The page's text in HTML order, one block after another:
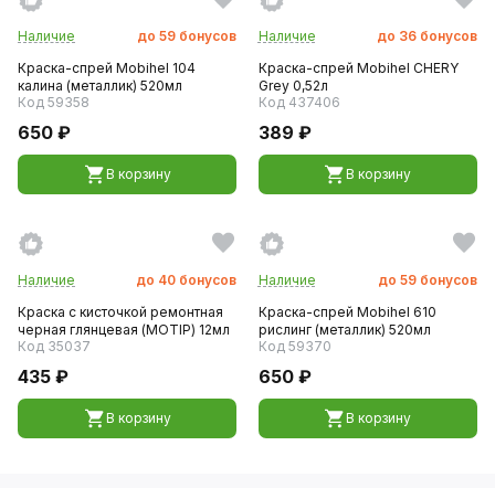
Наличие до 59 бонусов
Краска-спрей Mobihel 104
калина (металлик) 520мл
Код 59358
650 ₽
В корзину
Наличие до 36 бонусов
Краска-спрей Mobihel CHERY
Grey 0,52л
Код 437406
389 ₽
В корзину
Наличие до 40 бонусов
Краска с кисточкой ремонтная
черная глянцевая (MOTIP) 12мл
Код 35037
435 ₽
В корзину
Наличие до 59 бонусов
Краска-спрей Mobihel 610
рислинг (металлик) 520мл
Код 59370
650 ₽
В корзину